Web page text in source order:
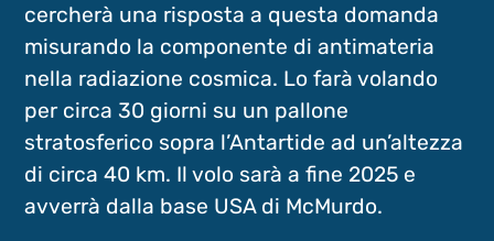
cercherà una risposta a questa domanda
misurando la componente di antimateria
nella radiazione cosmica. Lo farà volando
per circa 30 giorni su un pallone
stratosferico sopra l’Antartide ad un’altezza
di circa 40 km. Il volo sarà a fine 2025 e
avverrà dalla base USA di McMurdo.